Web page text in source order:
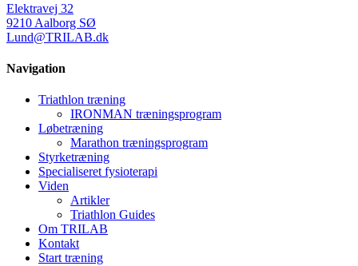
Elektravej 32
9210 Aalborg SØ
Lund@TRILAB.dk
Navigation
Triathlon træning
IRONMAN træningsprogram
Løbetræning
Marathon træningsprogram
Styrketræning
Specialiseret fysioterapi
Viden
Artikler
Triathlon Guides
Om TRILAB
Kontakt
Start træning